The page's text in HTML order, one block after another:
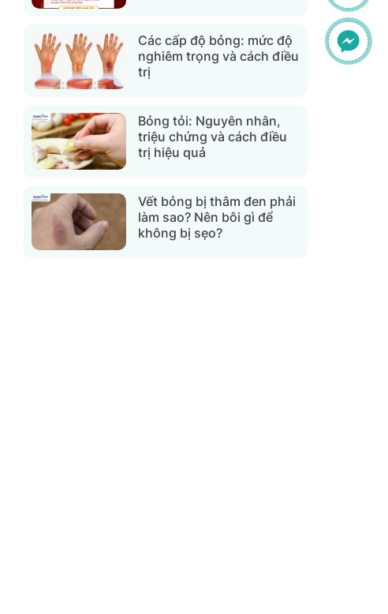
Các cấp độ bỏng: mức độ
nghiêm trọng và cách điều
trị
Bỏng tỏi: Nguyên nhân,
triệu chứng và cách điều
trị hiệu quả
Vết bỏng bị thâm đen phải
làm sao? Nên bôi gì để
không bị sẹo?